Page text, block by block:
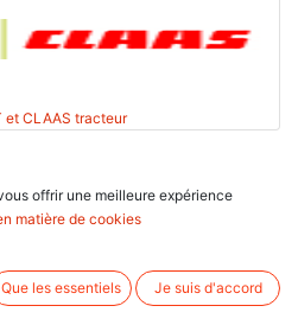
et CLAAS tracteur
offrir une meilleure expérience
matière de cookies
Que les essentiels Je suis d'accord